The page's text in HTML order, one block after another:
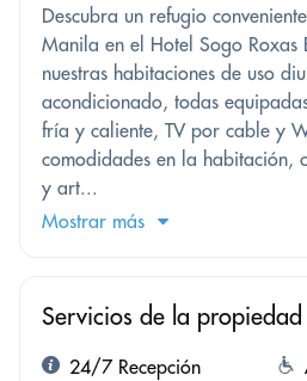
Descubra un refugio
Manila en el Hotel Sogo Roxas
nuestras habitaciones de uso
acondicionado, todas
fría y caliente, TV por cable y
comodidades en la habitación,
y art...
Mostrar más
Servicios de la propiedad
24/7 Recepción